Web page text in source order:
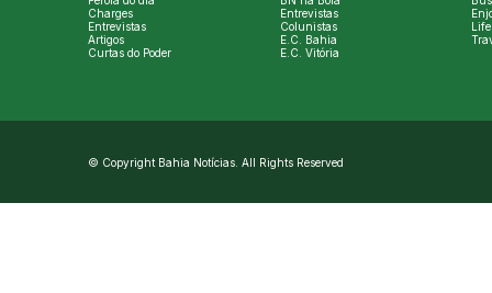
Charges
Entrevistas
Artigos
Curtas do Poder
Entrevistas
Colunistas
E.C. Bahia
E.C. Vitória
© Copyright Bahia Notícias. All Rights Reserved